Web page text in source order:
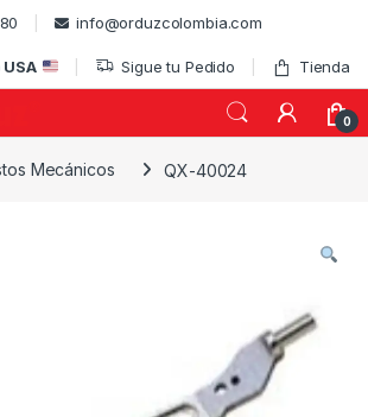
info@orduzcolombia.com
Sigue tu Pedido Tienda
0
Mecánicos QX-40024